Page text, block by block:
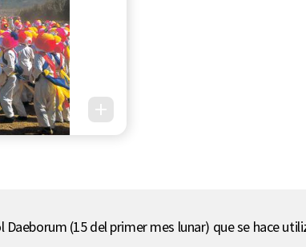
Daeborum (15 del primer mes lunar) que se hace